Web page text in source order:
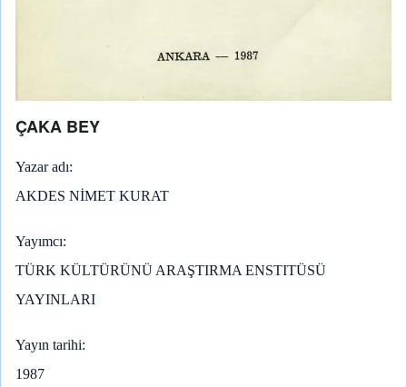
ÇAKA BEY
Yazar adı
AKDES NİMET KURAT
Yayımcı
TÜRK KÜLTÜRÜNÜ ARAŞTIRMA ENSTITÜSÜ
YAYINLARI
Yayın tarihi
1987